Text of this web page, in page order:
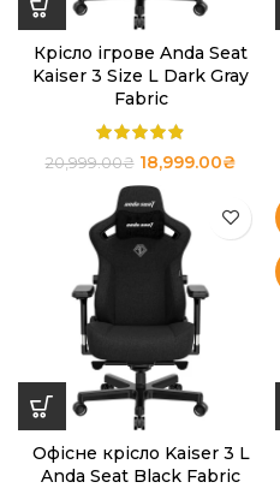
Крісло ігрове Anda Seat
Kaiser 3 Size L Dark Gray
Fabric
20,999.00₴ 18,999.00₴
Офісне крісло Kaiser 3 L
Anda Seat Black Fabric